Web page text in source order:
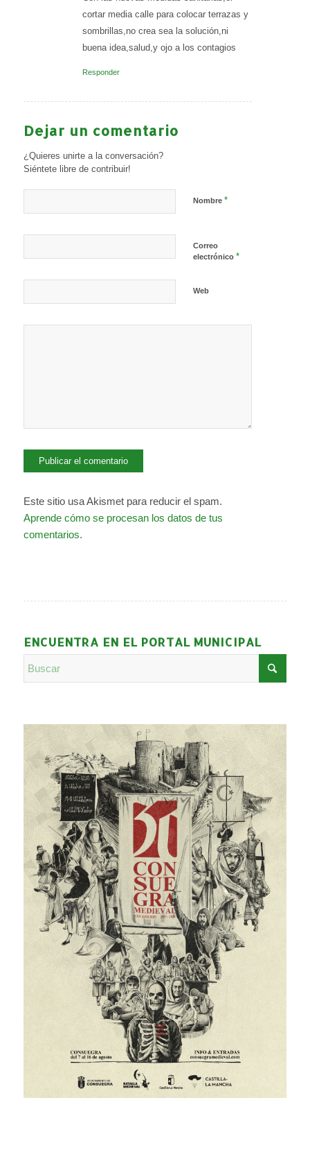
cortar media calle para colocar terrazas y
sombrillas,no crea sea la solución,ni
buena idea,salud,y ojo a los contagios
Responder
Dejar un comentario
¿Quieres unirte a la conversación?
Siéntete libre de contribuir!
Nombre *
Correo
electrónico *
Web
Este sitio usa Akismet para reducir el spam.
Aprende cómo se procesan los datos de tus
comentarios.
ENCUENTRA EN EL PORTAL MUNICIPAL